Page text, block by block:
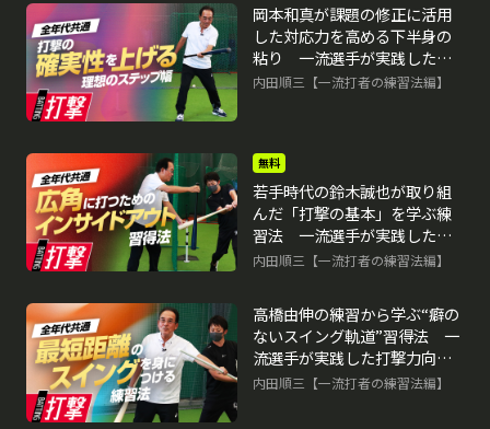
岡本和真が課題の修正に活用
した対応力を高める下半身の
粘り 一流選手が実践した打
撃力向上メソッド
内田順三【一流打者の練習法編】
無料
若手時代の鈴木誠也が取り組
んだ「打撃の基本」を学ぶ練
習法 一流選手が実践した打
撃力向上メソッド
内田順三【一流打者の練習法編】
高橋由伸の練習から学ぶ“癖の
ないスイング軌道”習得法 一
流選手が実践した打撃力向上
メソッド
内田順三【一流打者の練習法編】